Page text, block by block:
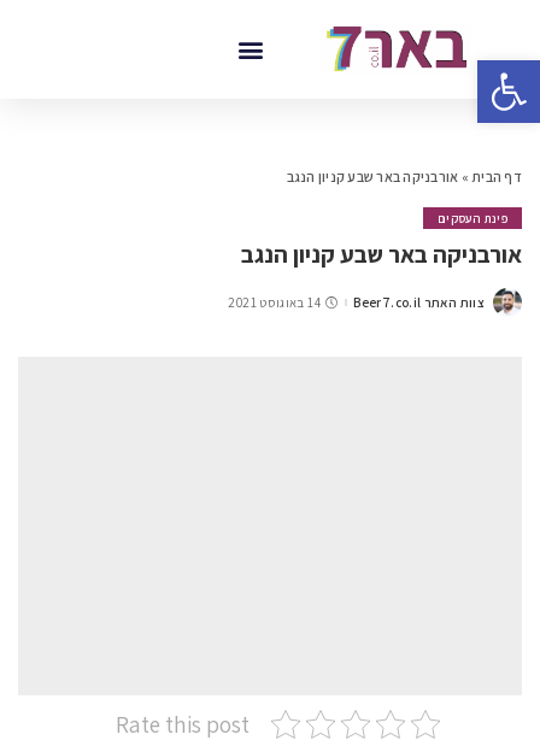
פתח סרגל נגישות
דף הבית» אורבניקה באר שבע קניון הנגב
פינת העסקים
אורבניקה באר שבע קניון הנגב
צוות האתר Beer7.co.il 14 באוגוסט 2021
Rate this post